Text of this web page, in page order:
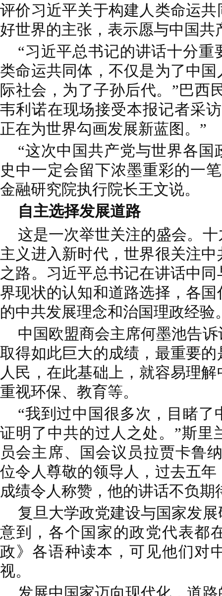
评价习近平关于构建人类命运
好世界的主张，表示愿与中国共
“习近平总书记的讲话十分重
类命运共同体，不仅是为了中
际社会，为了子孙后代。”巴西
韦利诺在现场接受本报记者采
正在为世界勾画发展新蓝图。”
“这次中国共产党与世界各国
史中一定会留下浓墨重彩的一
金融研究院执行院长王文说。
自主选择发展道路
这是一次举世关注的盛会。
主义进入新时代，世界很关注
之路。习近平总书记在讲话中
界现状的认知和道路选择，各
的中共发展理念和治国理政经验
中国欧盟商会主席何墨池告
取得如此巨大的成绩，最重要
人民，在此基础上，就容易理
重视环保、教育等。
“我到过中国很多次，目睹了
证明了中共的过人之处。”斯里
员会主席、国会议员拉贾卡鲁
位令人尊敬的领导人，过去五
成绩令人称赞，他的讲话不负期
复旦大学政党建设与国家发
意到，各个国家的政党代表都
政》各语种读本，可见他们对
视。